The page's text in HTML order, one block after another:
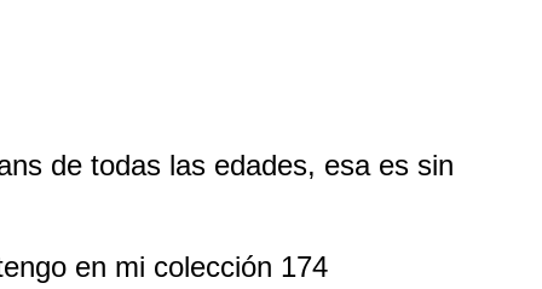
de todas las edades, esa es sin
en mi colección 174